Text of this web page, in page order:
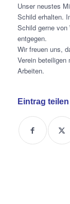
Unser neustes
Schild erhalten.
Schild gerne von
entgegen.
Wir freuen uns,
Verein beteiligen
Arbeiten.
Eintrag teilen